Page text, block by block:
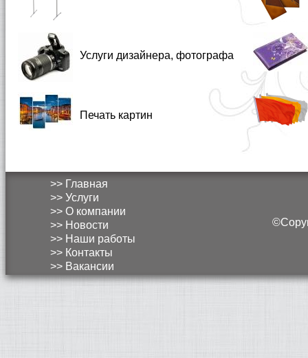
Услуги дизайнера, фотографа
Печать картин
>> Главная
>> Услуги
>> О компании
>> Новости
>> Наши работы
>> Контакты
>> Вакансии